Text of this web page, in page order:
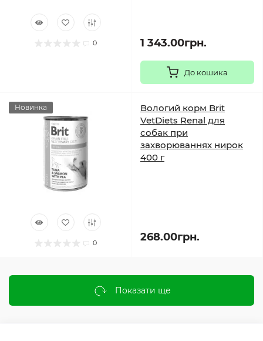
0 1 343.00грн.
До кошика
Новинка
0
Вологий корм Brit
VetDiets Renal для
собак при
захворюваннях нирок
400 г
268.00грн.
Показати ще